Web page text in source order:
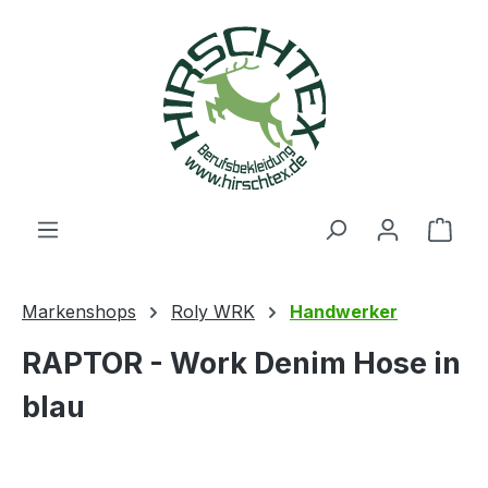
Markenshops Roly WRK Handwerker
RAPTOR - Work Denim Hose in
blau